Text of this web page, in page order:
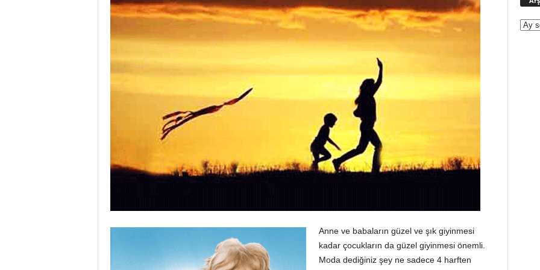
Anne ve babaların güzel ve şık giyinmesi
kadar çocukların da güzel giyinmesi önemli.
Moda dediğiniz şey ne sadece 4 harften